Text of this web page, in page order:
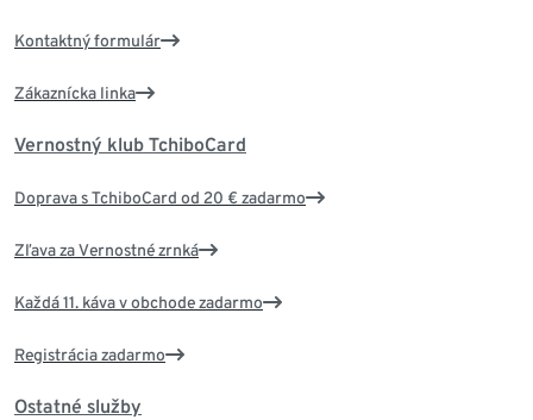
Kontaktný formulár
Zákaznícka linka
Vernostný klub TchiboCard
Doprava s TchiboCard od 20 € zadarmo
Zľava za Vernostné zrnká
Každá 11. káva v obchode zadarmo
Registrácia zadarmo
Ostatné služby